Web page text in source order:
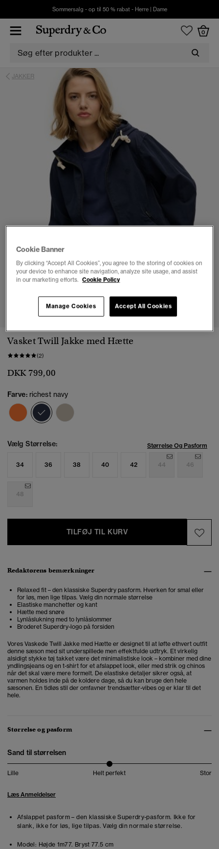
Sommersalg - op til 50 % rabat - Herre| Dame
0
JAKKER
1 2 3 4 5 6 7 8
Vasket Twill Jakke med Hætte
(2)
DKK 799,00
Farve: richest navy
valgt
Vælg Størrelse: Størrelse Og Pasform
34 36 38 40 42 44 46
48
TILFØJ TIL KURV
Redaktørens bemærkninger
Relaxed fit – den klassiske Superdry pasform. Hverken for smal eller
for løs, men lige tilpas. Vælg din normale størrelse
Elastiske manchetter og kant
Hætte med snøre
Lynlåslukning med to lynlåslommer
Broderet Superdry-logo på forsiden
Vores Vaskede Twill Jakke med Hætte er designet til at løfte ethvert outfit
denne sæson med sit underspillede men effektfulde udtryk. Et virkelig
alsidigt stykke tøj takket være det minimalistiske look – kombiner med dine
yndlingsjeans og en t-shirt for et afslappet look, eller med strik og chinos
når det skal være mere formelt. De elastiske detaljer sikrer også, at
varmen holdes inde på de koldere dage, så du kan bruge den hele
sæsonen. En tidløs stil der omfavner trendsætter-vibes og er klar til det
hele.
Størrelse og pasform
Sand til størrelsen
Lille Helt perfekt Stor
Læs Anmeldelser
Afslappet pasform – den klassiske Superdry-pasform. Ikke for
slank, ikke for løs, lige tilpas. Vælg din normale størrelse.
Model: Højde 1m77. Bryst 77.5 cm
Cookie Banner
By clicking “Accept All Cookies”, you agree to the storing of cookies on
your device to enhance site navigation, analyze site usage, and assist
in our marketing efforts. Cookie Policy
Accept All Cookies
Manage Cookies